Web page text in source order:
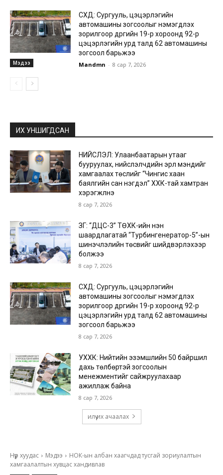
Мэдээ
СХД: Сургууль, цэцэрлэгийн
автомашины зогсоолыг нэмэгдүүлэх
зорилгоор дүүргийн 19-р хороонд 92-р
цэцэрлэгийн урд талд 62 автомашины
зогсоол барьжээ
Mandmn - 8 сар 7, 2026
ИХ УНШИГДСАН
НИЙСЛЭЛ: Улаанбаатарын утааг
бууруулах, нийслэлчүүдийн эрүүл мэндийг
хамгаалах төслийг “Чингис хаан
баялгийн сан нэгдэл” ХХК-тай хамтран
хэрэгжүүлнэ
8 сар 7, 2026
ЗГ: “ДЦС-3” ТӨХК-ийн нэн
шаардлагатай “Турбингенератор-5”-ын
шинэчлэлийн төсвийг шийдвэрлэхээр
болжээ
8 сар 7, 2026
СХД: Сургууль, цэцэрлэгийн
автомашины зогсоолыг нэмэгдүүлэх
зорилгоор дүүргийн 19-р хороонд 92-р
цэцэрлэгийн урд талд 62 автомашины
зогсоол барьжээ
8 сар 7, 2026
УХХК: Нийтийн эзэмшлийн 50 байршил
дахь төлбөртэй зогсоолын
менежментийг сайжруулахаар
ажиллаж байна
8 сар 7, 2026
илүү их ачаалах